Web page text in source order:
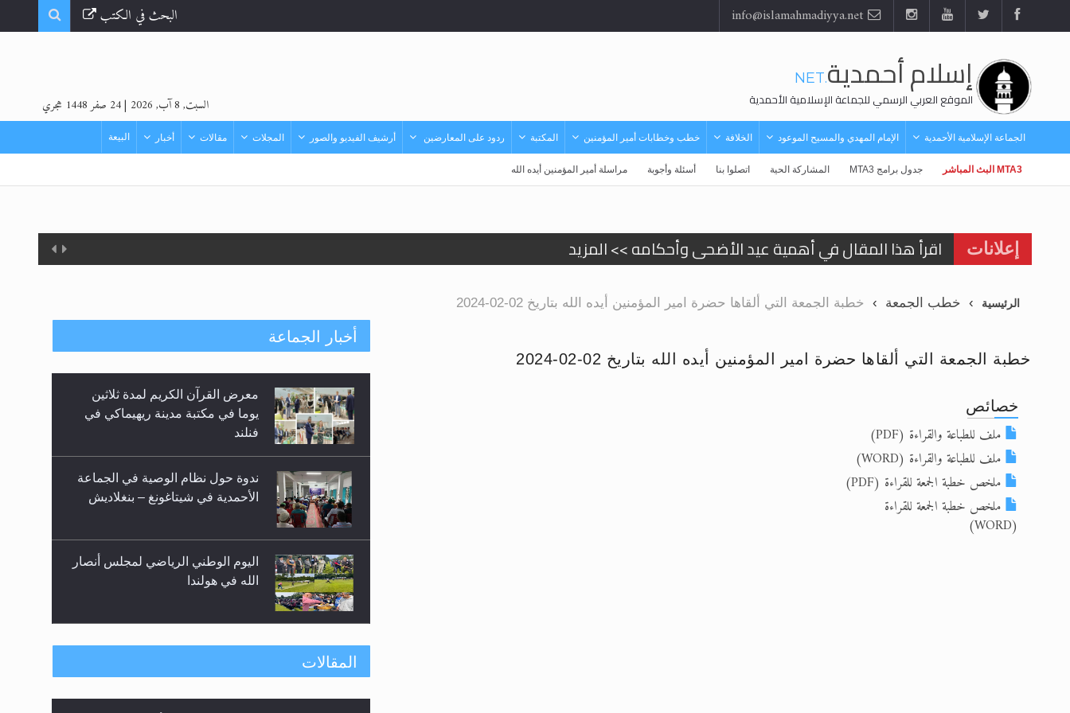
البحث في الكتب
إسلام أحمدية.NET
الموقع العربي الرسمي للجماعة الإسلامية الأحمدية السبت, 8 آب, 2026 |24 صفر 1448 هجري
الجماعة الإسلامية الأحمدية الإمام المهدي والمسيح الموعود الخلافة خطب وخطابات أمير المؤمنين المكتبة ردود على المعارضين أرشيف الفيديو والصور المجلات مقالات أخبار البيعة
MTA3 البث المباشر جدول برامج MTA3 المشاركة الحية اتصلوا بنا أسئلة وأجوبة مراسلة أمير المؤمنين أيده الله
إعلانات
اقرأ هذا المقال في أهمية عيد الأضحى وأحكامه >> المزيد
تعميم هامّ لأفراد الجماعة >> المزيد
تعميم هامّ لأفراد الجماعة >> المزيد
إعلان هامّ بخصوص الرسائل المرسلة إلى حضرة امير المؤمنين أيده الله والمكتب العربي >> المزيد
اقرأ هذا الكتاب وتعرّف على حقيقة الإسراء والمعراج >> المزيد
عرض مصوَّر لأقوال المستشرقين في خاتم النبيين صلى الله عليه وسلم >> المزيد
الحجّ.. دلالات، حِكم، وأهداف >> المزيد
الرئيسية خطب الجمعة خطبة الجمعة التي ألقاها حضرة امير المؤمنين أيده الله بتاريخ 02-02-2024
خطبة الجمعة التي ألقاها حضرة امير المؤمنين أيده الله بتاريخ 02-02-2024
خصائص
ملف للطباعة والقراءة (PDF)
ملف للطباعة والقراءة (WORD)
ملخص خطبة الجمعة للقراءة (PDF)
ملخص خطبة الجمعة للقراءة
(WORD)
أخبار الجماعة
معرض القرآن الكريم لمدة ثلاثين
يوما في مكتبة مدينة ريهيماكي في
فنلند
ندوة حول نظام الوصية في الجماعة
الأحمدية في شيتاغونغ – بنغلاديش
اليوم الوطني الرياضي لمجلس أنصار
الله في هولندا
إتمام حفظ القرآن الكريم لثلاثة
المقالات